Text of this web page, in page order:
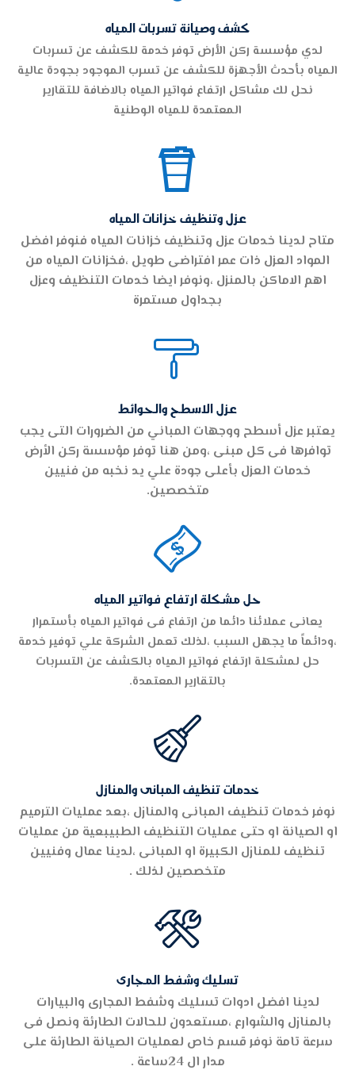
كشف وصيانة تسربات المياه
لدي مؤسسة ركن الأرض توفر خدمة للكشف عن تسربات
المياه بأحدث الأجهزة للكشف عن تسرب الموجود بجودة عالية
نحل لك مشاكل ارتفاع فواتير المياه بالاضافة للتقارير
المعتمدة للمياه الوطنية

عزل وتنظيف خزانات المياه
متاح لدينا خدمات عزل وتنظيف خزانات المياه فنوفر افضل
المواد العزل ذات عمر افتراضى طويل ،فخزانات المياه من
اهم الاماكن بالمنزل ،ونوفر ايضا خدمات التنظيف وعزل
بجداول مستمرة

عزل الاسطح والحوائط
يعتبر عزل أسطح ووجهات المباني من الضرورات التى يجب
توافرها فى كل مبنى ،ومن هنا توفر مؤسسة ركن الأرض
خدمات العزل بأعلى جودة علي يد نخبه من فنيين
متخصصين.

حل مشكلة ارتفاع فواتير المياه
يعانى عملائنا دائما من ارتفاع فى فواتير المياه بأستمرار
،ودائماً ما يجهل السبب ،لذلك تعمل الشركة علي توفير خدمة
حل لمشكلة ارتفاع فواتير المياه بالكشف عن التسربات
بالتقارير المعتمدة.

خدمات تنظيف المبانى والمنازل
نوفر خدمات تنظيف المبانى والمنازل ،بعد عمليات الترميم
او الصيانة او حتى عمليات التنظيف الطبيبعية من عمليات
تنظيف للمنازل الكبيرة او المبانى ،لدينا عمال وفنيين
متخصصين لذلك .

تسليك وشفط المجارى
لدينا افضل ادوات تسليك وشفط المجارى والبيارات
بالمنازل والشوارع ،مستعدون للحالات الطارئة ونصل فى
سرعة تامة نوفر قسم خاص لعمليات الصيانة الطارئة على
مدار ال 24ساعة .